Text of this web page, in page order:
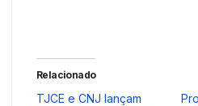
Relacionado
TJCE e CNJ lançam